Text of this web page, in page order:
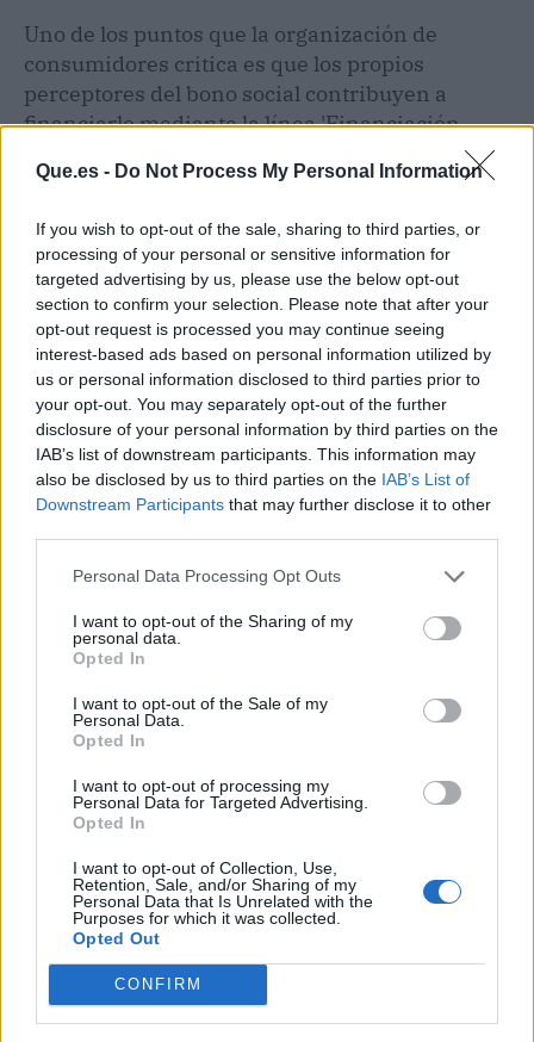
Que.es - Do Not Process My Personal Information
If you wish to opt-out of the sale, sharing to third parties, or
processing of your personal or sensitive information for
targeted advertising by us, please use the below opt-out
section to confirm your selection. Please note that after your
opt-out request is processed you may continue seeing
interest-based ads based on personal information utilized by
us or personal information disclosed to third parties prior to
your opt-out. You may separately opt-out of the further
disclosure of your personal information by third parties on the
IAB’s list of downstream participants. This information may
also be disclosed by us to third parties on the IAB’s List of
Downstream Participants that may further disclose it to other
Personal Data Processing Opt Outs
I want to opt-out of the Sharing of my
personal data.
Opted In
I want to opt-out of the Sale of my
Personal Data.
Opted In
I want to opt-out of processing my
Personal Data for Targeted Advertising.
Opted In
I want to opt-out of Collection, Use,
Retention, Sale, and/or Sharing of my
Personal Data that Is Unrelated with the
Purposes for which it was collected.
Opted Out
CONFIRM
Uno de los puntos que la organización de
consumidores critica es que los propios
perceptores del bono social contribuyen a
financiarlo mediante la línea 'Financiación
Bono Social' en su recibo. La OCU considera que
este coste debería integrarse en la tarifa como
anunciados fueran realmente finales y no se
generara confusión.